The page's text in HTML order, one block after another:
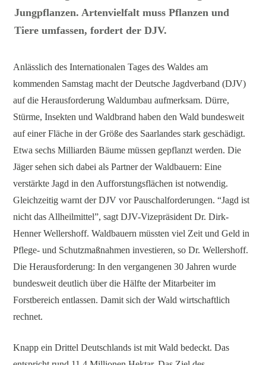
Jungpflanzen. Artenvielfalt muss Pflanzen und
Tiere umfassen, fordert der DJV.
Anlässlich des Internationalen Tages des Waldes am
kommenden Samstag macht der Deutsche Jagdverband (DJV)
auf die Herausforderung Waldumbau aufmerksam. Dürre,
Stürme, Insekten und Waldbrand haben den Wald bundesweit
auf einer Fläche in der Größe des Saarlandes stark geschädigt.
Etwa sechs Milliarden Bäume müssen gepflanzt werden. Die
Jäger sehen sich dabei als Partner der Waldbauern: Eine
verstärkte Jagd in den Aufforstungsflächen ist notwendig.
Gleichzeitig warnt der DJV vor Pauschalforderungen. “Jagd ist
nicht das Allheilmittel”, sagt DJV-Vizepräsident Dr. Dirk-
Henner Wellershoff. Waldbauern müssten viel Zeit und Geld in
Pflege- und Schutzmaßnahmen investieren, so Dr. Wellershoff.
Die Herausforderung: In den vergangenen 30 Jahren wurde
bundesweit deutlich über die Hälfte der Mitarbeiter im
Forstbereich entlassen. Damit sich der Wald wirtschaftlich
rechnet.
Knapp ein Drittel Deutschlands ist mit Wald bedeckt. Das